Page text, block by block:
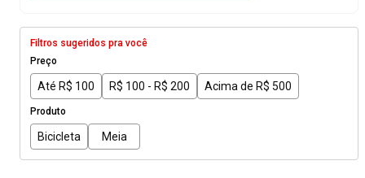
Filtros sugeridos pra você
Preço
Até R$ 100 R$ 100 - R$ 200 Acima de R$ 500
Produto
Bicicleta Meia